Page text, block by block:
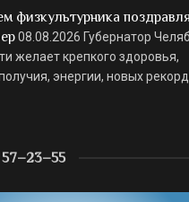
физкультурника
08.08.2026 Губернатор
желает крепкого здоровья,
энергии, новых
57–23–55